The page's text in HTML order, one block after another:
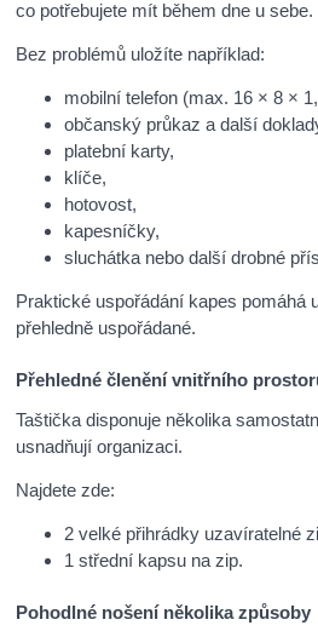
co potřebujete mít během dne u sebe.
Bez problémů uložíte například:
mobilní telefon (max. 16 × 8 ×
občanský průkaz a další
platební karty,
klíče,
hotovost,
kapesníčky,
sluchátka nebo další drobné
Praktické uspořádání kapes pomáhá
přehledně uspořádané.
Přehledné členění vnitřního
Taštička disponuje několika
usnadňují organizaci.
Najdete zde:
2 velké přihrádky uzavíratelné
1 střední kapsu na zip.
Pohodlné nošení několika způsoby